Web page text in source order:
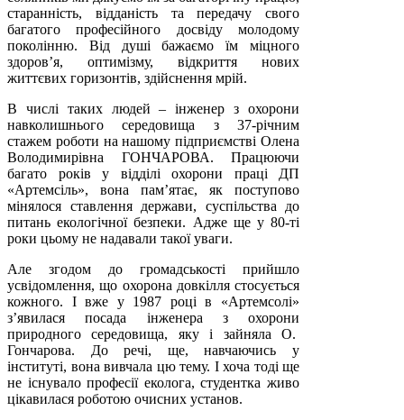
старанність, відданість та передачу свого
багатого професійного досвіду молодому
поколінню. Від душі бажаємо їм міцного
здоров’я, оптимізму, відкриття нових
життєвих горизонтів, здійснення мрій.
В числі таких людей – інженер з охорони
навколишнього середовища з 37-річним
стажем роботи на нашому підприємстві Олена
Володимирівна ГОНЧАРОВА. Працюючи
багато років у відділі охорони праці ДП
«Артемсіль», вона пам’ятає, як поступово
мінялося ставлення держави, суспільства до
питань екологічної безпеки. Адже ще у 80-ті
роки цьому не надавали такої уваги.
Але згодом до громадськості прийшло
усвідомлення, що охорона довкілля стосується
кожного. І вже у 1987 році в «Артемсолі»
з’явилася посада інженера з охорони
природного середовища, яку і зайняла О.
Гончарова. До речі, ще, навчаючись у
інституті, вона вивчала цю тему. І хоча тоді ще
не існувало професії еколога, студентка живо
цікавилася роботою очисних установ.